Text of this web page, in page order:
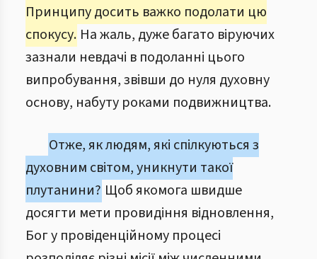
Принципу досить важко подолати цю
спокусу. На жаль, дуже багато віруючих
зазнали невдачі в подоланні цього
випробування, звівши до нуля духовну
основу, набуту роками подвижництва.
Отже, як людям, які спілкуються з
духовним світом, уникнути такої
плутанини? Щоб якомога швидше
досягти мети провидіння відновлення,
Бог у провіденційному процесі